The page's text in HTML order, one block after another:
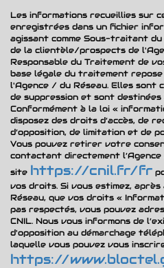
Habitants de plus
Nombre d'enfants
Familles sans
Familles avec 1 ou
Maisons
Appartements
Familles avec 3
Les informations recueillies sur
enregistrées dans un fichier
agissant comme Sous-traitant
de la clientèle/prospects de
Responsable du Traitement de
base légale du traitement
l'Agence / du Réseau. Elles sont
de suppression et sont destinées
Conformément à la loi «
disposez des droits d’accès, de
d’opposition, de limitation et de
Vous pouvez retirer votre
contactant directement
site https://cnil.fr/fr
vos droits. Si vous estimez,
Réseau, que vos droits «
pas respectés, vous pouvez
CNIL. Nous vous informons de
d'opposition au démarchage
laquelle vous pouvez vous
https://